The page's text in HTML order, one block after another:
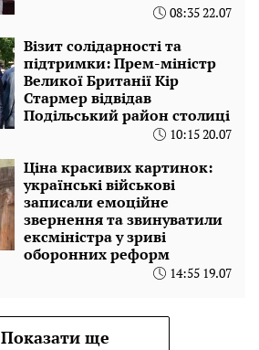
08:35 22.07
Візит солідарності та
підтримки: Прем-міністр
Великої Британії Кір
Стармер відвідав
Подільський район столиці
10:15 20.07
Ціна красивих картинок:
українські військові
записали емоційне
звернення та звинуватили
ексміністра у зриві
оборонних реформ
14:55 19.07
Показати ще